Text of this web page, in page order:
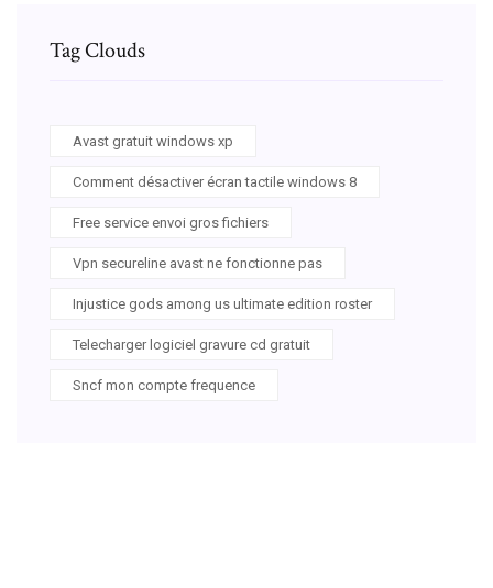
Tag Clouds
Avast gratuit windows xp
Comment désactiver écran tactile windows 8
Free service envoi gros fichiers
Vpn secureline avast ne fonctionne pas
Injustice gods among us ultimate edition roster
Telecharger logiciel gravure cd gratuit
Sncf mon compte frequence